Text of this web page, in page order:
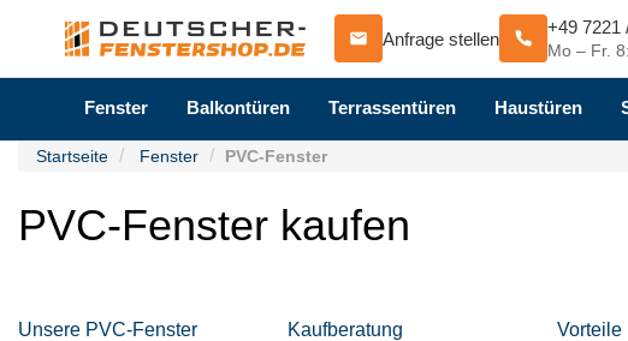
Anfrage stellen
+49 7221
Mo – Fr.
Fenster Balkontüren Terrassentüren Haustüren
Startseite Fenster PVC-Fenster
PVC-Fenster kaufen
Unsere PVC-Fenster Kaufberatung Vorteile